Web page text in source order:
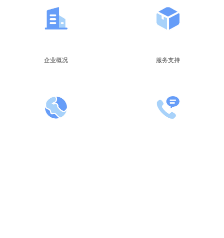
企业概况 服务支持